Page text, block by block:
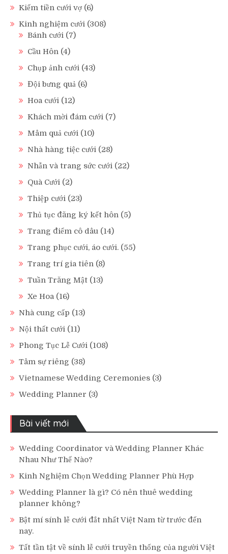
Kiếm tiền cưới vợ (6)
Kinh nghiệm cưới (308)
Bánh cưới (7)
Cầu Hôn (4)
Chụp ảnh cưới (43)
Đội bưng quả (6)
Hoa cưới (12)
Khách mời đám cưới (7)
Mâm quả cưới (10)
Nhà hàng tiệc cưới (28)
Nhẫn và trang sức cưới (22)
Quà Cưới (2)
Thiệp cưới (23)
Thủ tục đăng ký kết hôn (5)
Trang điểm cô dâu (14)
Trang phục cưới, áo cưới. (55)
Trang trí gia tiên (8)
Tuần Trăng Mật (13)
Xe Hoa (16)
Nhà cung cấp (13)
Nội thất cưới (11)
Phong Tục Lễ Cưới (108)
Tâm sự riêng (38)
Vietnamese Wedding Ceremonies (3)
Wedding Planner (3)
Bài viết mới
Wedding Coordinator và Wedding Planner Khác
Nhau Như Thế Nào?
Kinh Nghiệm Chọn Wedding Planner Phù Hợp
Wedding Planner là gì? Có nên thuê wedding
planner không?
Bật mí sính lễ cưới đắt nhất Việt Nam từ trước đến
nay.
Tất tần tật về sính lễ cưới truyền thống của người Việt